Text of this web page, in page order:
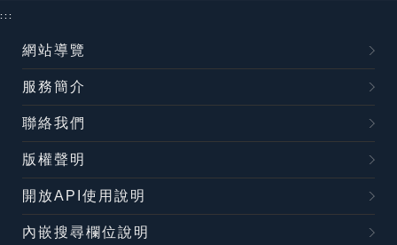
:::
網站導覽
服務簡介
聯絡我們
版權聲明
開放API使用說明
內嵌搜尋欄位說明